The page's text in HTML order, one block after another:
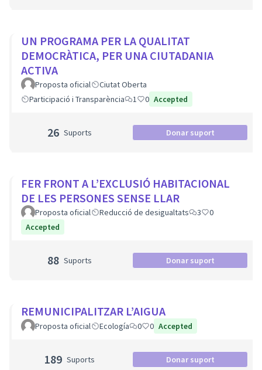
UN PROGRAMA PER LA QUALITAT
DEMOCRÀTICA, PER UNA CIUTADANIA
ACTIVA
Proposta oficial
Ciutat Oberta
Participació i Transparència
1 0 Accepted
26 Suports Donar suport
FER FRONT A L’EXCLUSIÓ HABITACIONAL
DE LES PERSONES SENSE LLAR
Proposta oficial Reducció de desigualtats 3
0
Accepted
88 Suports Donar suport
REMUNICIPALITZAR L’AIGUA
Proposta oficial Ecología 0 0 Accepted
189 Suports Donar suport